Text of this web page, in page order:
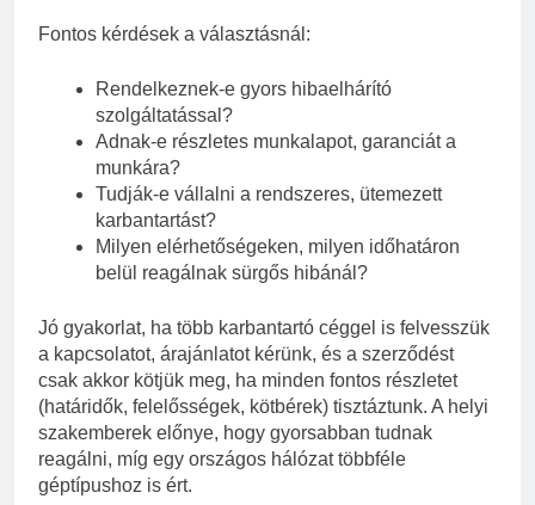
Fontos kérdések a választásnál:
Rendelkeznek-e gyors hibaelhárító
szolgáltatással?
Adnak-e részletes munkalapot, garanciát a
munkára?
Tudják-e vállalni a rendszeres, ütemezett
karbantartást?
Milyen elérhetőségeken, milyen időhatáron
belül reagálnak sürgős hibánál?
Jó gyakorlat, ha több karbantartó céggel is felvesszük
a kapcsolatot, árajánlatot kérünk, és a szerződést
csak akkor kötjük meg, ha minden fontos részletet
(határidők, felelősségek, kötbérek) tisztáztunk. A helyi
szakemberek előnye, hogy gyorsabban tudnak
reagálni, míg egy országos hálózat többféle
géptípushoz is ért.